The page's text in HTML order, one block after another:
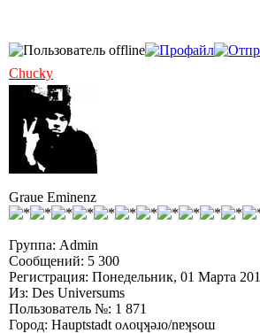
Chucky
Graue Eminenz
Группа: Admin
Сообщений: 5 300
Регистрация: Понедельник, 01 Марта
Из: Des Universums
Пользователь №: 1 871
Город: Hauptstadt oʌoɥʞǝɹo/nɐʞsoɯ